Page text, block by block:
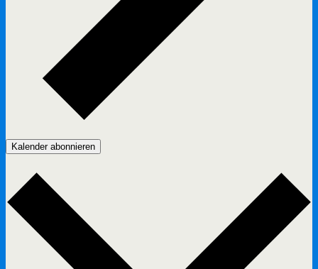
Kalender abonnieren